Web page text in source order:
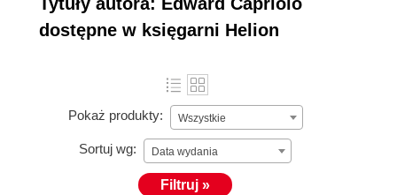
dostępne w księgarni Helion
Pokaż produkty: Wszystkie
Sortuj wg: Data wydania
Filtruj »